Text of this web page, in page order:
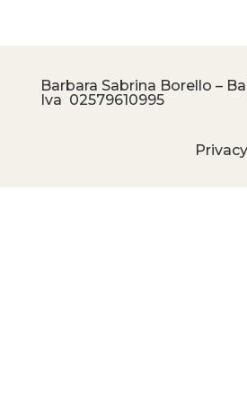
Barbara Sabrina Borello –
Iva 02579610995